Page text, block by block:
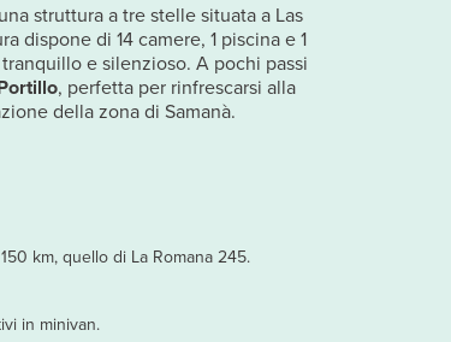
km, quello di La Romana 245.
in minivan.
struttura a tre stelle situata a Las
dispone di 14 camere, 1 piscina e 1
e silenzioso. A pochi passi
, perfetta per rinfrescarsi alla
della zona di Samanà.